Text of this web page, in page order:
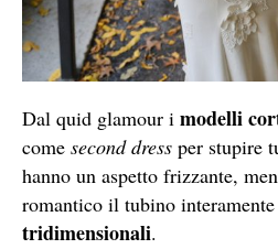
Dal quid glamour i modelli
come second dress per stupire
hanno un aspetto frizzante,
romantico il tubino
tridimensionali.